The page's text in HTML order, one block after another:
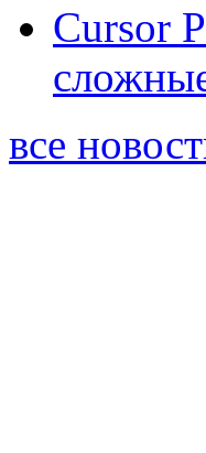
Cursor
все